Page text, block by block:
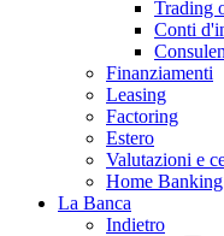
Trading
Conti
Finanziamenti
Leasing
Factoring
Estero
Valutazioni e
Home Banking
La Banca
Indietro